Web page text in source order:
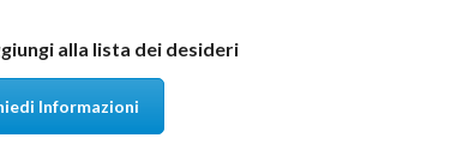
alla lista dei desideri
Informazioni